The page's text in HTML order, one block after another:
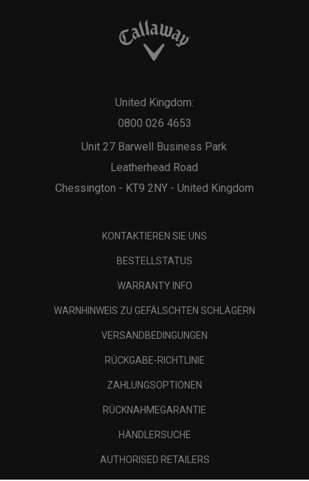
Unit 27 Barwell Business Park
Leatherhead Road
Chessington - KT9 2NY - United Kingdom
United Kingdom:
0800 026 4653
KONTAKTIEREN SIE UNS
BESTELLSTATUS
WARRANTY INFO
WARNHINWEIS ZU GEFÄLSCHTEN SCHLÄGERN
VERSANDBEDINGUNGEN
RÜCKGABE-RICHTLINIE
ZAHLUNGSOPTIONEN
RÜCKNAHMEGARANTIE
HÄNDLERSUCHE
AUTHORISED RETAILERS